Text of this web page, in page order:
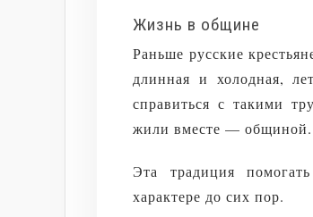
Жизнь в общине
Раньше русские
длинная и холодная,
справиться с такими
жили вместе — общиной.
Эта традиция
характере до сих пор.